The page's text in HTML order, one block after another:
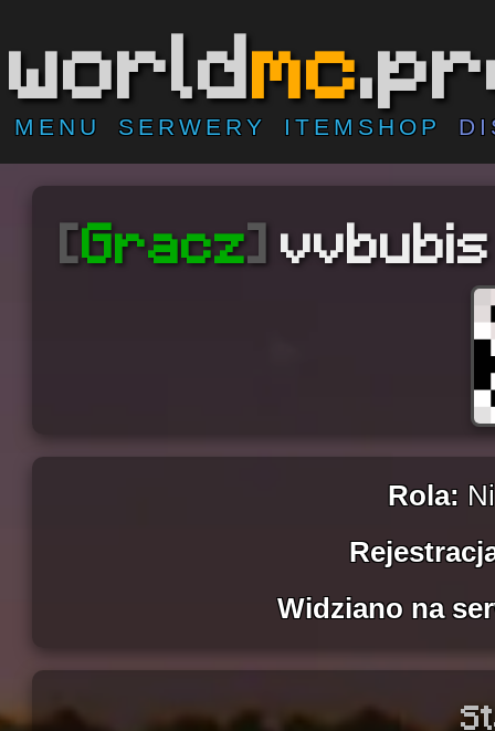
worldmc
MENU SERWERY ITEMSHOP
[Gracz] vvbubis
Rola:
Widziano na